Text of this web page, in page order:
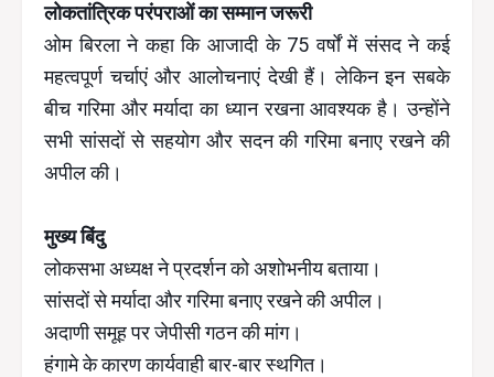
लोकतांत्रिक परंपराओं का सम्मान जरूरी
ओम बिरला ने कहा कि आजादी के 75 वर्षों में संसद ने कई
महत्वपूर्ण चर्चाएं और आलोचनाएं देखी हैं। लेकिन इन सबके
बीच गरिमा और मर्यादा का ध्यान रखना आवश्यक है। उन्होंने
सभी सांसदों से सहयोग और सदन की गरिमा बनाए रखने की
अपील की।
मुख्य बिंदु
लोकसभा अध्यक्ष ने प्रदर्शन को अशोभनीय बताया।
सांसदों से मर्यादा और गरिमा बनाए रखने की अपील।
अदाणी समूह पर जेपीसी गठन की मांग।
हंगामे के कारण कार्यवाही बार-बार स्थगित।